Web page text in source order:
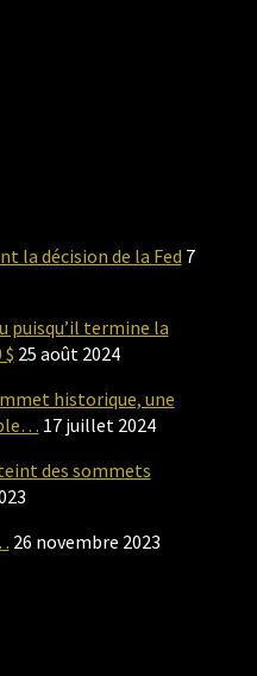
la décision de la Fed 7
puisqu’il termine la
25 août 2024
historique, une
17 juillet 2024
des sommets
26 novembre 2023